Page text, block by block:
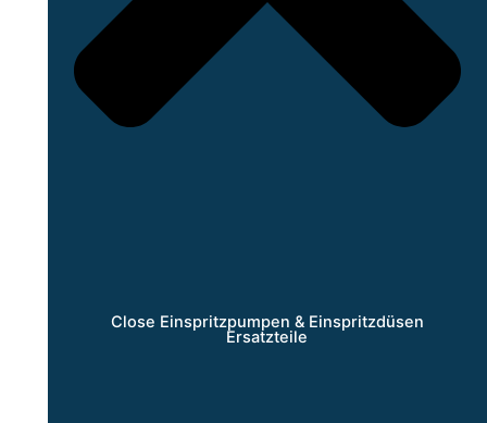
Close Einspritzpumpen & Einspritzdüsen
Ersatzteile